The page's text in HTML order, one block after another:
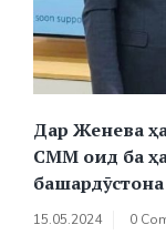
Дар Женева
СММ оид ба
15.05.2024 0